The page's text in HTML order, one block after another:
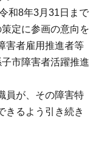
和8年3月31日まで
定に参画の意向を
害者雇用推進者等
市障害者活躍推進
員が、その障害特
きるよう引き続き